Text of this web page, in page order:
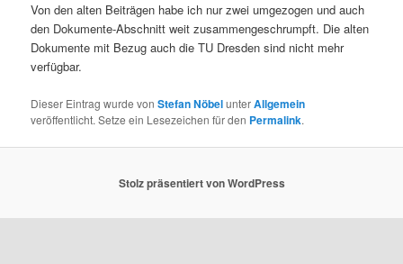
Von den alten Beiträgen habe ich nur zwei umgezogen und auch
den Dokumente-Abschnitt weit zusammengeschrumpft. Die alten
Dokumente mit Bezug auch die TU Dresden sind nicht mehr
verfügbar.
Dieser Eintrag wurde vonStefan NöbelunterAllgemein
veröffentlicht. Setze ein Lesezeichen für den Permalink.
Stolz präsentiert von WordPress